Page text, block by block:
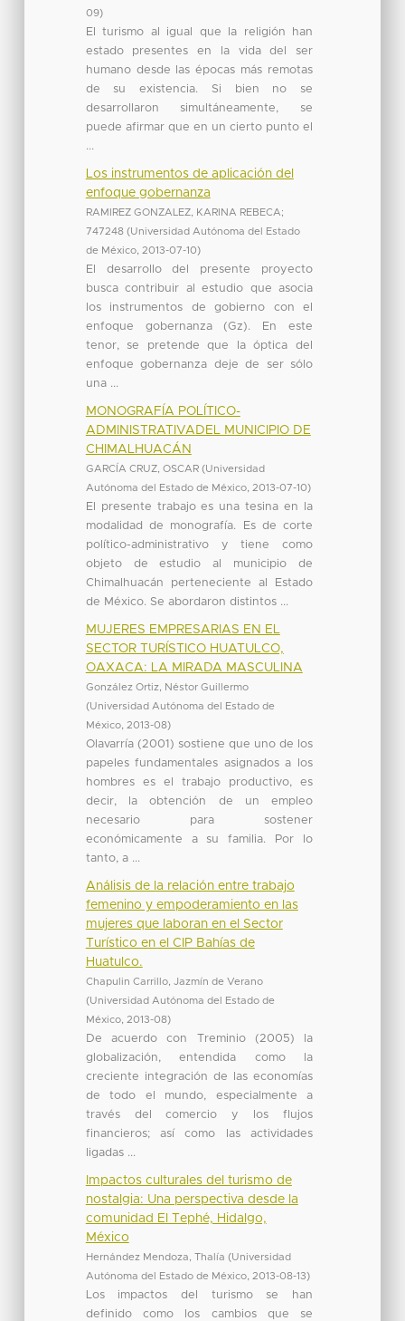
09)
El turismo al igual que la religión han
estado presentes en la vida del ser
humano desde las épocas más remotas
de su existencia. Si bien no se
desarrollaron simultáneamente, se
puede afirmar que en un cierto punto el
...
Los instrumentos de aplicación del
enfoque gobernanza
RAMIREZ GONZALEZ, KARINA REBECA;
747248 (Universidad Autónoma del Estado
de México, 2013-07-10)
El desarrollo del presente proyecto
busca contribuir al estudio que asocia
los instrumentos de gobierno con el
enfoque gobernanza (Gz). En este
tenor, se pretende que la óptica del
enfoque gobernanza deje de ser sólo
una ...
MONOGRAFÍA POLÍTICO-
ADMINISTRATIVADEL MUNICIPIO DE
CHIMALHUACÁN
GARCÍA CRUZ, OSCAR (Universidad
Autónoma del Estado de México, 2013-07-10)
El presente trabajo es una tesina en la
modalidad de monografía. Es de corte
político-administrativo y tiene como
objeto de estudio al municipio de
Chimalhuacán perteneciente al Estado
de México. Se abordaron distintos ...
MUJERES EMPRESARIAS EN EL
SECTOR TURÍSTICO HUATULCO,
OAXACA: LA MIRADA MASCULINA
González Ortiz, Néstor Guillermo
(Universidad Autónoma del Estado de
México, 2013-08)
Olavarría (2001) sostiene que uno de los
papeles fundamentales asignados a los
hombres es el trabajo productivo, es
decir, la obtención de un empleo
necesario para sostener
económicamente a su familia. Por lo
tanto, a ...
Análisis de la relación entre trabajo
femenino y empoderamiento en las
mujeres que laboran en el Sector
Turístico en el CIP Bahías de
Huatulco.
Chapulin Carrillo, Jazmín de Verano
(Universidad Autónoma del Estado de
México, 2013-08)
De acuerdo con Treminio (2005) la
globalización, entendida como la
creciente integración de las economías
de todo el mundo, especialmente a
través del comercio y los flujos
financieros; así como las actividades
ligadas ...
Impactos culturales del turismo de
nostalgia: Una perspectiva desde la
comunidad El Tephé, Hidalgo,
México
Hernández Mendoza, Thalía (Universidad
Autónoma del Estado de México, 2013-08-13)
Los impactos del turismo se han
definido como los cambios que se